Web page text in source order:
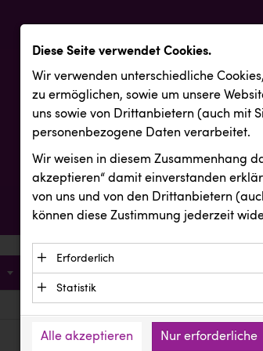
Diese Seite verwendet Cookies.
Wir verwenden unterschiedliche
zu ermöglichen, sowie um unsere
uns sowie von Drittanbietern (auch mit
personenbezogene Daten verarbeitet.
Wir weisen in diesem Zusammenhang
akzeptieren“ damit ein­ver­standen
von uns und von den Drittanbietern
können diese Zustimmung jederzeit
Erforderlich
Essenzielle Cookies ermöglichen
Funktion der Website erforderlich.
Daten und werden an keine Dritten
Anbieter: Eigentümer der Website (Erstanbieter)
Statistik
verstehen, wie unsere Besucher
Alle akzeptieren Nur erforderliche